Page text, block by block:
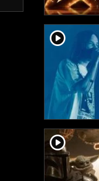
player2
player2